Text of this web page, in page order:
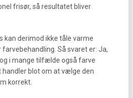
frisør, så resultatet bliver
kan derimod ikke tåle varme
Så svaret er: Ja,
i mange tilfælde også farve
handler blot om at vælge den
korrekt.